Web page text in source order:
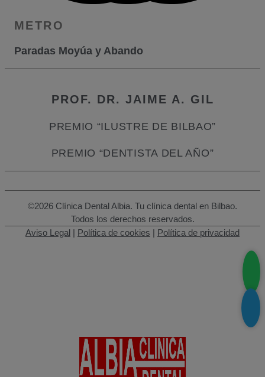
METRO
Paradas Moyúa y Abando
PROF. DR. JAIME A. GIL
PREMIO “ILUSTRE DE BILBAO”
PREMIO “DENTISTA DEL AÑO”
©2026 Clínica Dental Albia. Tu clínica dental en Bilbao.
Todos los derechos reservados.
Aviso Legal | Política de cookies | Política de privacidad